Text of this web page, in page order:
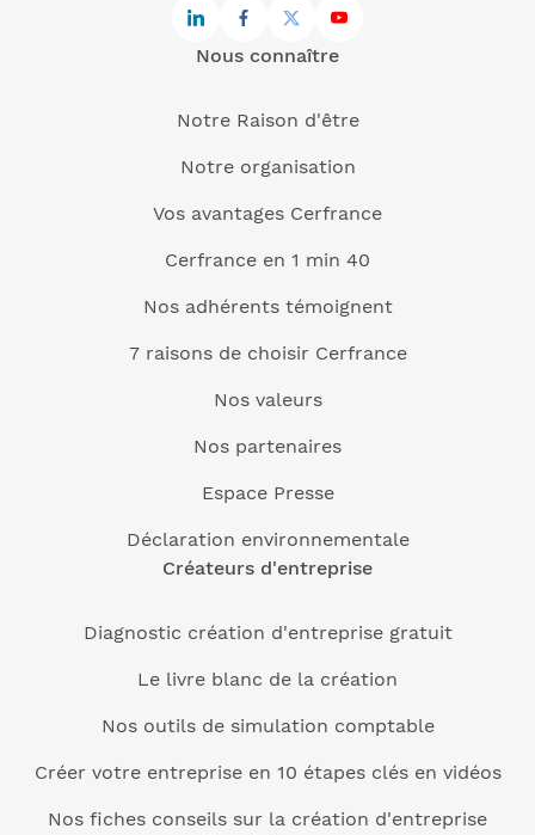
Nous connaître
Notre Raison d'être
Notre organisation
Vos avantages Cerfrance
Cerfrance en 1 min 40
Nos adhérents témoignent
7 raisons de choisir Cerfrance
Nos valeurs
Nos partenaires
Espace Presse
Déclaration environnementale
Créateurs d'entreprise
Diagnostic création d'entreprise gratuit
Le livre blanc de la création
Nos outils de simulation comptable
Créer votre entreprise en 10 étapes clés en vidéos
Nos fiches conseils sur la création d'entreprise